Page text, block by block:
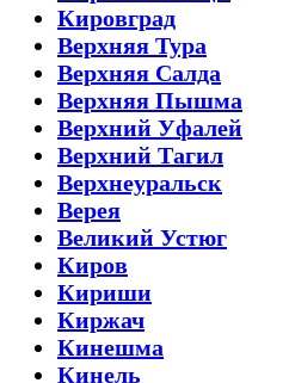
Кировград
Верхняя Тура
Верхняя Салда
Верхняя Пышма
Верхний Уфалей
Верхний Тагил
Верхнеуральск
Верея
Великий Устюг
Киров
Кириши
Киржач
Кинешма
Кинель